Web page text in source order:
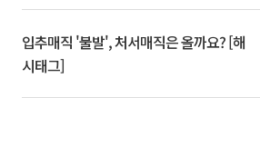
입추매직 '불발', 처서매직은 올까요? [해
시태그]